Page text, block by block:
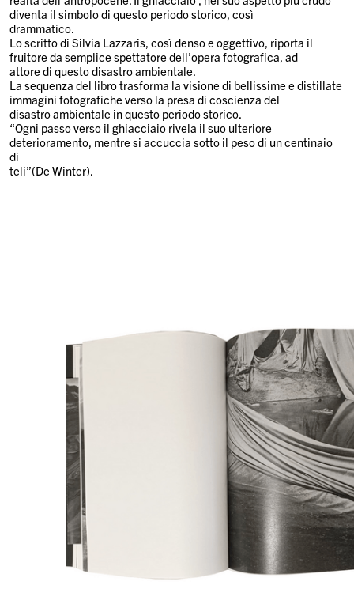
diventa il simbolo di questo periodo storico, così
drammatico.
Lo scritto di Silvia Lazzaris, così denso e oggettivo, riporta il
fruitore da semplice spettatore dell’opera fotografica, ad
attore di questo disastro ambientale.
La sequenza del libro trasforma la visione di bellissime e distillate
immagini fotografiche verso la presa di coscienza del
disastro ambientale in questo periodo storico.
“Ogni passo verso il ghiacciaio rivela il suo ulteriore
deterioramento, mentre si accuccia sotto il peso di un centinaio
di
teli”(De Winter).